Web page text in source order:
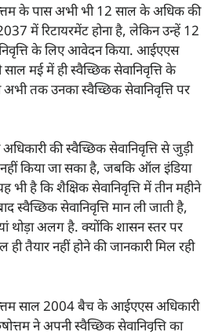
के पास अभी भी 12 साल के अधिक की
में रिटायरमेंट होना है, लेकिन उन्हें 12
के लिए आवेदन किया. आईएएस
मई में ही स्वैच्छिक सेवानिवृत्ति के
तक उनका स्वैच्छिक सेवानिवृत्ति पर
की स्वैच्छिक सेवानिवृत्ति से जुड़ी
किया जा सका है, जबकि ऑल इंडिया
है कि शैक्षिक सेवानिवृत्ति में तीन महीने
स्वैच्छिक सेवानिवृत्ति मान ली जाती है,
थोड़ा अलग है. क्योंकि शासन स्तर पर
तैयार नहीं होने की जानकारी मिल रही
साल 2004 बैच के आईएएस अधिकारी
ने अपनी स्वैच्छिक सेवानिवृत्ति का